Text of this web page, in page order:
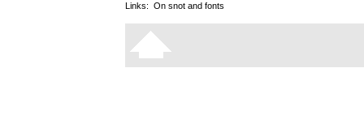
Links: On snot and fonts